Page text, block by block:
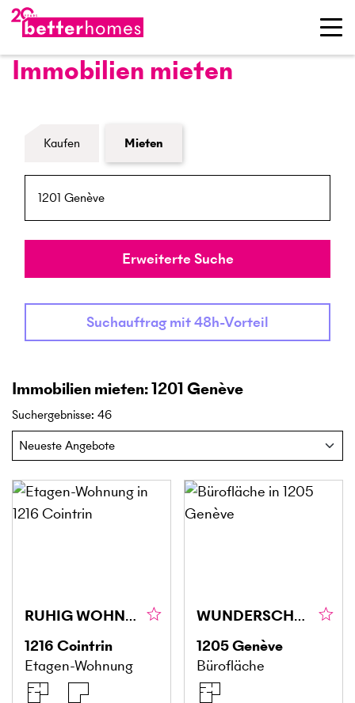
Immobilien mieten
Formular Immobiliensuche
Kaufen Mieten
Umkreis
Erweiterte Suche
Suchauftrag mit 48h-Vorteil
Immobilien mieten: 1201 Genève
Suchergebnisse: 46
RUHIG WOHNEN MIT 1'400 M² GARTEN
1216 Cointrin
Etagen-Wohnung
WUNDERSCHÖNE FLÄCHE VON CA. 160 M² IN GENF (1205)
1205Genève
Bürofläche